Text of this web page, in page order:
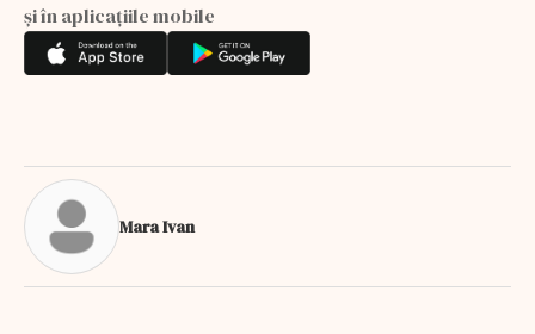
și în aplicațiile mobile
Mara Ivan